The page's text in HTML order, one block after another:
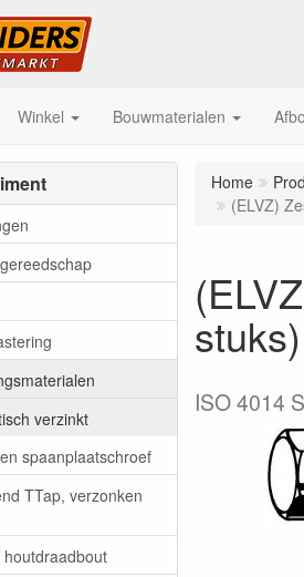
Winkel Bouwmaterialen
verzinkt
spaanplaatschroef
TTap, verzonken
Home
(ELVZ)
stuks)
ISO 4014